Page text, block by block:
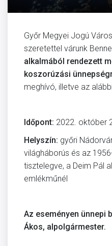
Győr Megyei Jogú
szeretettel várunk
alkalmából rendezett
koszorúzási
meghívó, illetve az
Időpont: 2022. október
Helyszín: győri
világháborús és az
tisztelegve, a Deim Pál
emlékműnél
Az eseményen ünnepi
Ákos, alpolgármester.